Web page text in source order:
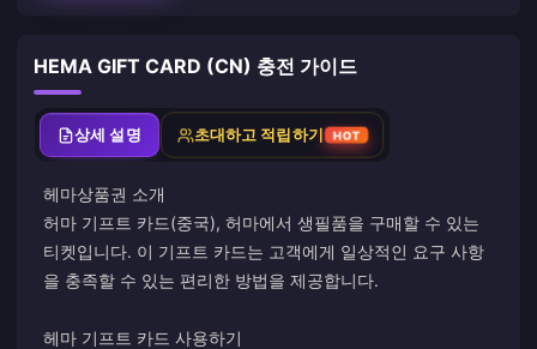
HEMA GIFT CARD (CN) 충전 가이드
상세 설명 초대하고 적립하기 HOT
헤마상품권 소개
허마 기프트 카드(중국), 허마에서 생필품을 구매할 수 있는
티켓입니다. 이 기프트 카드는 고객에게 일상적인 요구 사항
을 충족할 수 있는 편리한 방법을 제공합니다.
헤마 기프트 카드 사용하기